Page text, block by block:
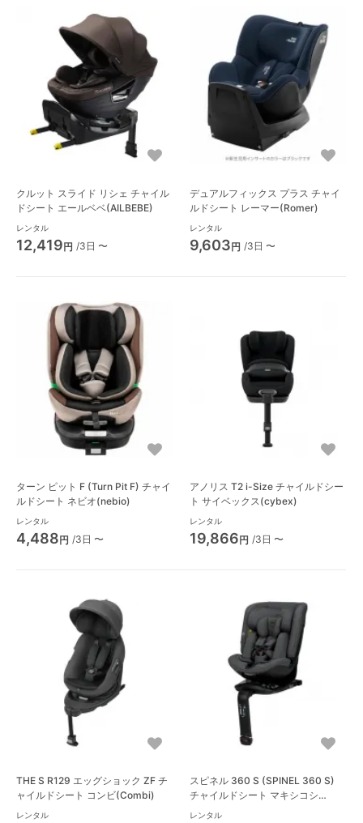
クルット スライド リシェ チャイル
ドシート エールベベ(AILBEBE)
レンタル
12,419円 /3日 〜
デュアルフィックス プラス チャイ
ルドシート レーマー(Romer)
レンタル
9,603円 /3日 〜
ターン ピット F (Turn Pit F) チャイ
ルドシート ネビオ(nebio)
レンタル
4,488円 /3日 〜
アノリス T2 i-Size チャイルドシー
ト サイベックス(cybex)
レンタル
19,866円 /3日 〜
THE S R129 エッグショック ZF チ
ャイルドシート コンビ(Combi)
レンタル
スピネル 360 S (SPINEL 360 S)
チャイルドシート マキシコシ
(Maxi-Cosi)
レンタル